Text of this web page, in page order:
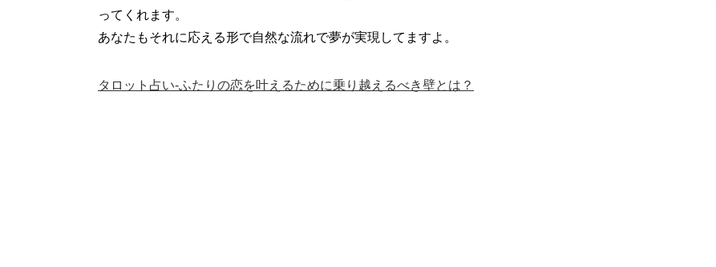
ってくれます。
あなたもそれに応える形で自然な流れで夢が実現してますよ。
タロット占い-ふたりの恋を叶えるために乗り越えるべき壁とは？